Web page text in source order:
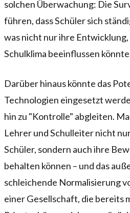
solchen Überwachung: Die
führen, dass Schüler sich
was nicht nur ihre Entwicklung,
Schulklima beeinflussen
Darüber hinaus könnte das
Technologien eingesetzt
hin zu "Kontrolle" abgleiten.
Lehrer und Schulleiter nicht
Schüler, sondern auch ihre
behalten können – und das
schleichende Normalisierung
einer Gesellschaft, die bereits